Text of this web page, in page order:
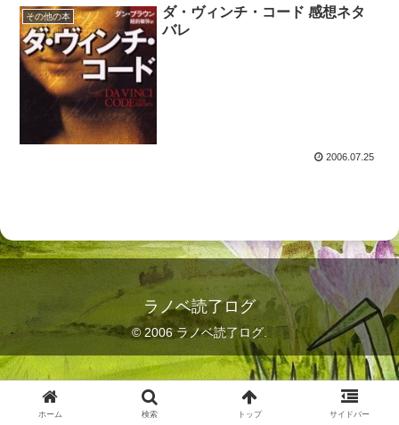
その他の本
ダ・ヴィンチ・コード 感想ネタ
バレ
2006.07.25
ラノベ読了ログ
© 2006 ラノベ読了ログ.
ホーム 検索 トップ サイドバー